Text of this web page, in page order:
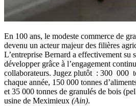
En 100 ans, le modeste commerce de
devenu un acteur majeur des filières
L’entreprise Bernard a effectivement su
développer grâce à l’engagement
collaborateurs. Jugez plutôt : 300 000
chaque année, 150 000 tonnes
et 35 000 tonnes de granulés de bois
usine de Meximieux (Ain).